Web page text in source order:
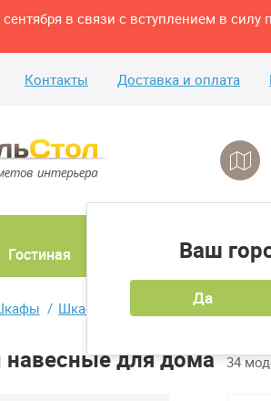
сентября в связи с вступлением в
Контакты Доставка и оплата
Ваш
Да
Гостиная Спальня
Шкафы навесные
для дома 34